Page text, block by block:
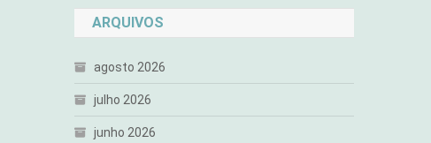
ARQUIVOS
agosto 2026
julho 2026
junho 2026